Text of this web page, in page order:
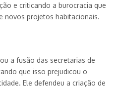
e criticando a burocracia que
novos projetos habitacionais.
a fusão das secretarias de
que isso prejudicou o
Ele defendeu a criação de